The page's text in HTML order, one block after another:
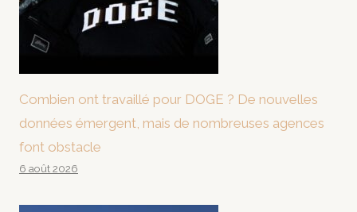
Combien ont travaillé pour DOGE ? De nouvelles
données émergent, mais de nombreuses agences
font obstacle
6 août 2026